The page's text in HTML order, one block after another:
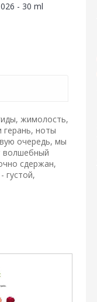
- 30 ml
жимолость,
герань, ноты
очередь, мы
волшебный
сдержан,
густой,